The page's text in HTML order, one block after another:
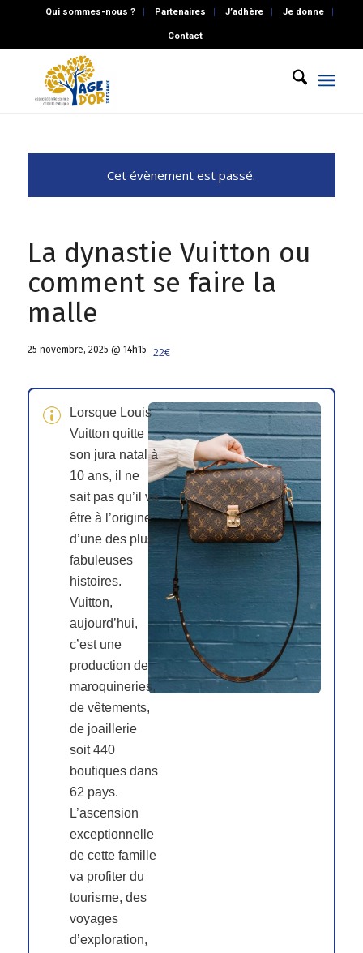
Qui sommes-nous ? Partenaires J’adhère Je donne
Contact
Cet évènement est passé.
La dynastie Vuitton ou
comment se faire la
malle
25 novembre, 2025 @ 14h15 22€
Lorsque Louis
Vuitton quitte
son jura natal à
10 ans, il ne
sait pas qu’il va
être à l’origine
d’une des plus
fabuleuses
histoires.
Vuitton,
aujourd’hui,
c’est une
production de
maroquineries,
de vêtements,
de joaillerie
soit 440
boutiques dans
62 pays.
L’ascension
exceptionnelle
de cette famille
va profiter du
tourisme, des
voyages
d’exploration,